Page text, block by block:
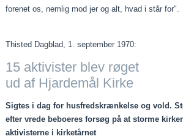
forenet os, nemlig mod jer og alt, hvad i står for".
Thisted Dagblad, 1. september 1970:
15 aktivister blev røget
ud af Hjardemål Kirke
Sigtes i dag for husfredskrænkelse og vold.
efter vrede beboeres forsøg på at storme
aktivisterne i kirketårnet